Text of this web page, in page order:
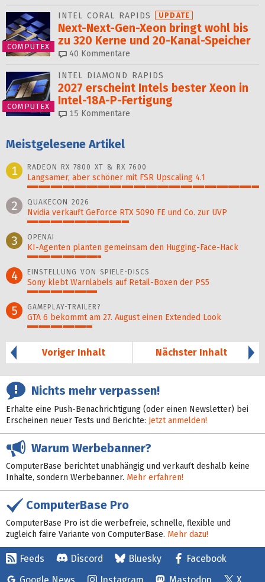
COMPUTEX
INTEL CORAL RAPIDS UPDATE
Next-Next-Gen-Xeon bringt wohl bis
zu 320 Kerne und 20-Kanal-Speicher
40 Kommentare
COMPUTEX
INTEL DIAMOND RAPIDS
2027 erscheint Intels bester Xeon in
Intel-18A-P-Fertigung
15 Kommentare
Meistgelesene Artikel
1
RADEON RX 7800 XT & RX 7600
Langsamer, aber schöner mit FSR Upscaling 4.1
2 QUAKECON 2026
Nvidia verkauft GeForce RTX 5090 FE und Co. zur UVP
3 OPENAI
KI-Agenten planten gemein­sam den Hugging-Face-Hack
4 EINSTELLUNG VON SPIELE-DISCS
Sony klebt Warnlabels auf Retail-Boxen der PS5
5 GAMEPLAY-TRAILER?
GTA 6 bekommt am 27. August einen Extended Look
Voriger Inhalt
Nächster Inhalt
Nichts mehr verpassen!
Erhalte eine Push-Benachrichtigung (oder einen Newsletter) bei
Erscheinen neuer Tests und Berichte: Jetzt anmelden!
Warum Werbebanner?
ComputerBase berichtet unabhängig und verkauft deshalb keine
Inhalte, sondern Werbebanner. Mehr erfahren!
ComputerBase Pro
ComputerBase Pro ist die werbefreie, schnelle, flexible und
zugleich faire Variante von ComputerBase. Mehr dazu!
Feeds Discord Bluesky
Facebook
Google News
Instagram Mastodon X